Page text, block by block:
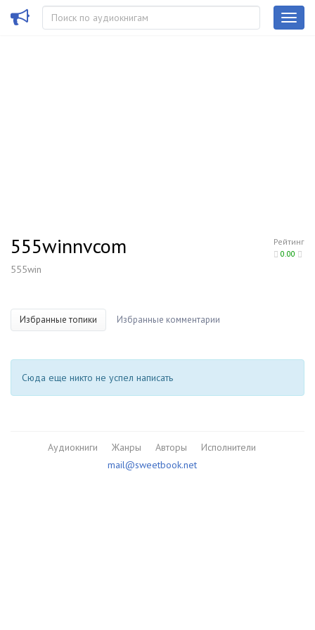
Рейтинг
0.00
555winnvcom
555win
Избранные топики Избранные комментарии
Сюда еще никто не успел написать
Аудиокниги Жанры Авторы
Исполнители
mail@sweetbook.net